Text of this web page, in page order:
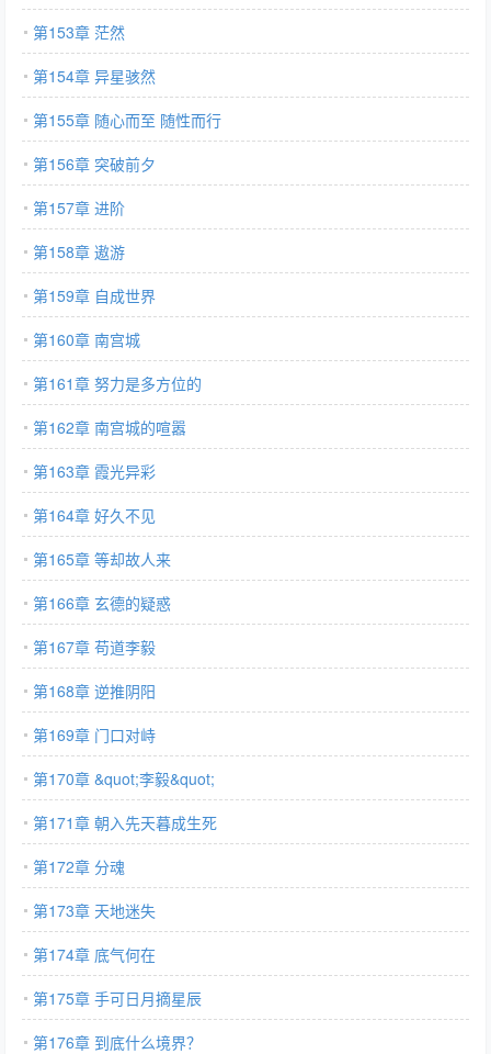
第153章 茫然
第154章 异星骇然
第155章 随心而至 随性而行
第156章 突破前夕
第157章 进阶
第158章 遨游
第159章 自成世界
第160章 南宫城
第161章 努力是多方位的
第162章 南宫城的喧嚣
第163章 霞光异彩
第164章 好久不见
第165章 等却故人来
第166章 玄德的疑惑
第167章 苟道李毅
第168章 逆推阴阳
第169章 门口对峙
第170章 &quot;李毅&quot;
第171章 朝入先天暮成生死
第172章 分魂
第173章 天地迷失
第174章 底气何在
第175章 手可日月摘星辰
第176章 到底什么境界？